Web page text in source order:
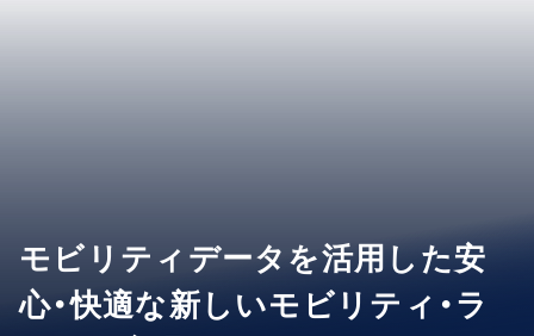
モビリティデータを活用した安
心・快適な新しいモビリティ・ラ